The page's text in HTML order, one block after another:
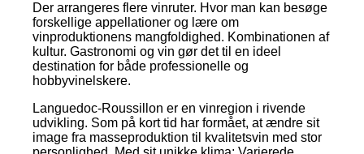
Der arrangeres flere vinruter. Hvor man kan besøge
forskellige appellationer og lære om
vinproduktionens mangfoldighed. Kombinationen af
kultur. Gastronomi og vin gør det til en ideel
destination for både professionelle og
hobbyvinelskere.
Languedoc-Roussillon er en vinregion i rivende
udvikling. Som på kort tid har formået, at ændre sit
image fra masseproduktion til kvalitetsvin med stor